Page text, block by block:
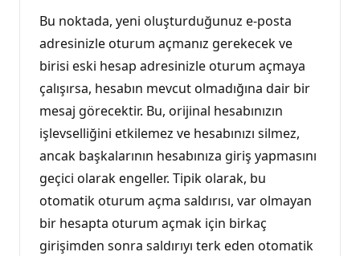
Bu noktada, yeni oluşturduğunuz e-posta
adresinizle oturum açmanız gerekecek ve
birisi eski hesap adresinizle oturum açmaya
çalışırsa, hesabın mevcut olmadığına dair bir
mesaj görecektir. Bu, orijinal hesabınızın
işlevselliğini etkilemez ve hesabınızı silmez,
ancak başkalarının hesabınıza giriş yapmasını
geçici olarak engeller. Tipik olarak, bu
otomatik oturum açma saldırısı, var olmayan
bir hesapta oturum açmak için birkaç
girişimden sonra saldırıyı terk eden otomatik